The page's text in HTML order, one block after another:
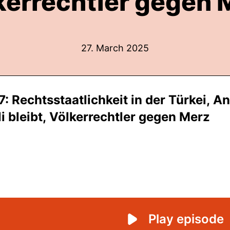
27. March 2025